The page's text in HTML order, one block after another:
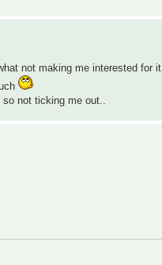
not making me interested for it.
not ticking me out..